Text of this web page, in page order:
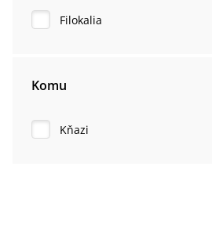
Filokalia
Komu
Kňazi